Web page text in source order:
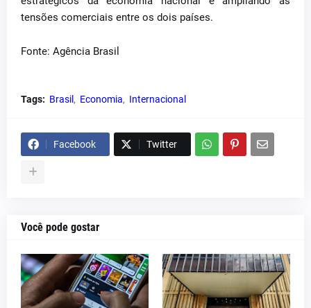
tensões comerciais entre os dois países.
Fonte: Agência Brasil
Tags: Brasil Economia Internacional
Facebook Twitter
Você pode gostar